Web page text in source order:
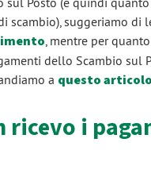
scambio), suggeriamo di
, mentre per
dello Scambio sul
a questo articolo
ricevo i